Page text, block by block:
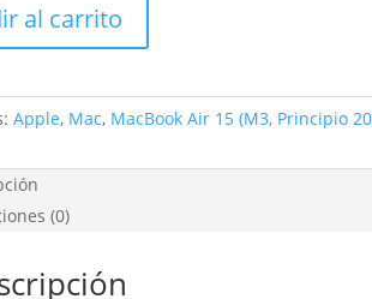
al carrito
Apple, Mac, MacBook Air 15 (M3, Principio
(0)